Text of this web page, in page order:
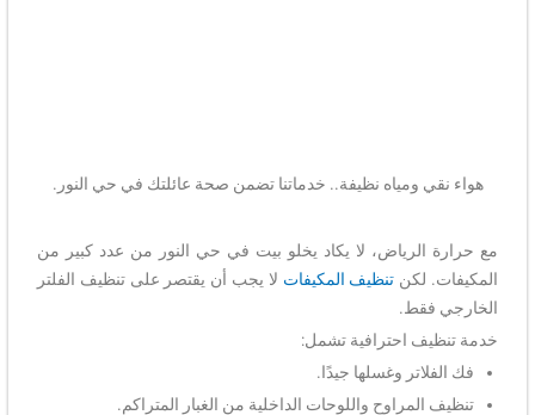
هواء نقي ومياه نظيفة.. خدماتنا تضمن صحة عائلتك في حي النور.
مع حرارة الرياض، لا يكاد يخلو بيت في حي النور من عدد كبير من
المكيفات. لكن تنظيف المكيفات لا يجب أن يقتصر على تنظيف الفلتر
الخارجي فقط.
خدمة تنظيف احترافية تشمل:
فك الفلاتر وغسلها جيدًا.
تنظيف المراوح واللوحات الداخلية من الغبار المتراكم.